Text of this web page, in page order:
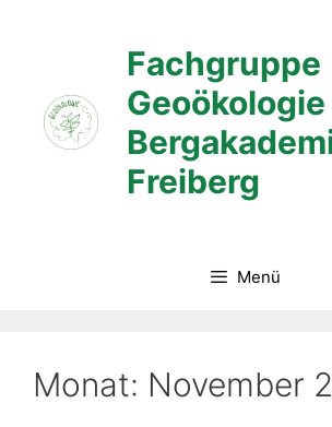
Fachgruppe
Freiberg
Menü
Monat: November